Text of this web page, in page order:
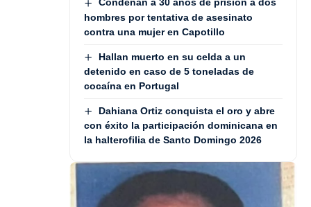
Condenan a 30 años de prisión a dos
hombres por tentativa de asesinato
contra una mujer en Capotillo
Hallan muerto en su celda a un
detenido en caso de 5 toneladas de
cocaína en Portugal
Dahiana Ortiz conquista el oro y abre
con éxito la participación dominicana en
la halterofilia de Santo Domingo 2026